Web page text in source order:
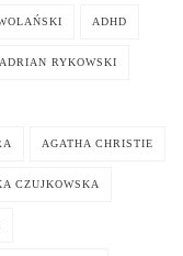
ADHD
ADRIAN RYKOWSKI
AGATHA CHRISTIE
CZUJKOWSKA